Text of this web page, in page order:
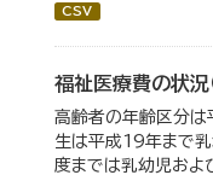
CSV
福祉医療費の状況
高齢者の年齢区分は
生は平成19年まで乳
度までは乳幼児およ